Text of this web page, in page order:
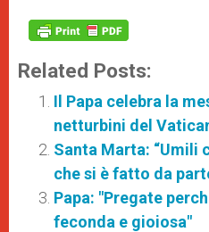
Related Posts:
Il Papa celebra la
netturbini del
Santa Marta: “Umili
che si è fatto da
Papa: "Pregate
feconda e gioiosa"